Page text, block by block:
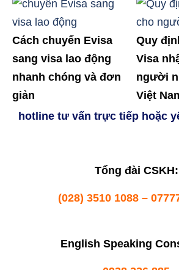
Cách chuyển Evisa
sang visa lao động
nhanh chóng và đơn
giản
Quy
Visa
người
Việt
hotline tư vấn trực tiếp hoặc
Tổng đài CSKH:
(028) 3510 1088 –
English Speaking